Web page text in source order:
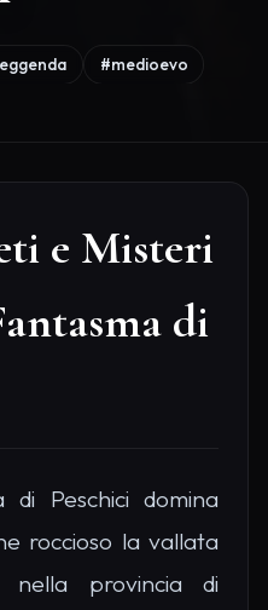
#medioevo
e Misteri
di
di Peschici domina
roccioso la vallata
nella provincia di